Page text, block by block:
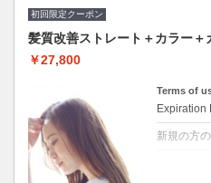
初回限定クーポン
髪質改善ストレート＋カラー＋
￥27,800
Terms of
Expiration
新規の方